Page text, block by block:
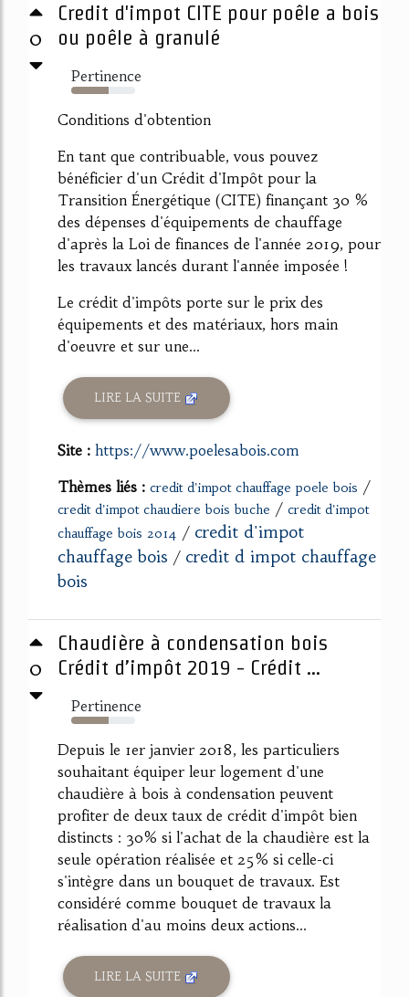
0
Credit d'impot CITE pour poêle a bois
ou poêle à granulé
Pertinence
58%
Conditions d'obtention
En tant que contribuable, vous pouvez
bénéficier d'un Crédit d'Impôt pour la
Transition Énergétique (CITE) finançant 30 %
des dépenses d'équipements de chauffage
d'après la Loi de finances de l'année 2019, pour
les travaux lancés durant l'année imposée !
Le crédit d'impôts porte sur le prix des
équipements et des matériaux, hors main
d'oeuvre et sur une...
LIRE LA SUITE
Site : https://www.poelesabois.com
Thèmes liés : credit d'impot chauffage poele bois /
credit d'impot chaudiere bois buche / credit d'impot
chauffage bois 2014 / credit d'impot
chauffage bois / credit d impot chauffage
bois
0
Chaudière à condensation bois
Crédit d’impôt 2019 - Crédit ...
Pertinence
58%
Depuis le 1er janvier 2018, les particuliers
souhaitant équiper leur logement d'une
chaudière à bois à condensation peuvent
profiter de deux taux de crédit d'impôt bien
distincts : 30% si l'achat de la chaudière est la
seule opération réalisée et 25% si celle-ci
s'intègre dans un bouquet de travaux. Est
considéré comme bouquet de travaux la
réalisation d'au moins deux actions...
LIRE LA SUITE